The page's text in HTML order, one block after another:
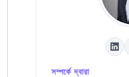
সম্পর্কে দ্বারা